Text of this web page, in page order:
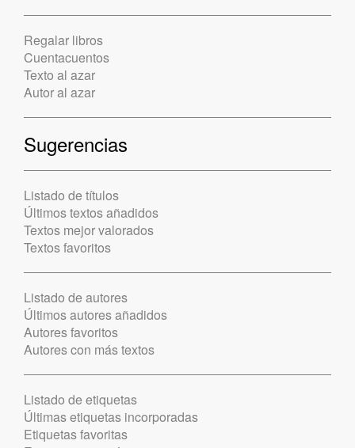
Regalar libros
Cuentacuentos
Texto al azar
Autor al azar
Sugerencias
Listado de títulos
Últimos textos añadidos
Textos mejor valorados
Textos favoritos
Listado de autores
Últimos autores añadidos
Autores favoritos
Autores con más textos
Listado de etiquetas
Últimas etiquetas incorporadas
Etiquetas favoritas